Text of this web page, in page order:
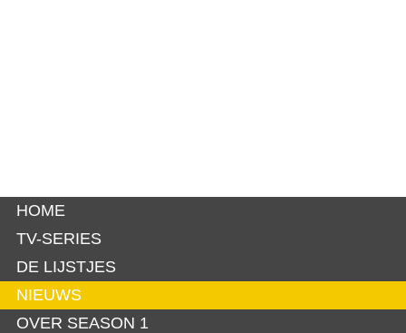
HOME
TV-SERIES
DE LIJSTJES
NIEUWS
OVER SEASON 1